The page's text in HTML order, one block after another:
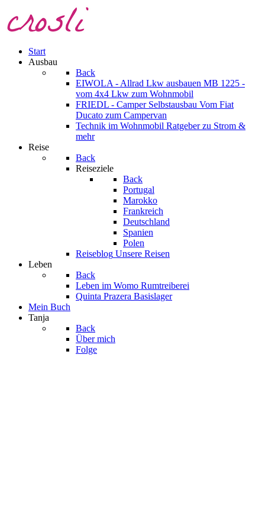
Start
Ausbau
Back
EIWOLA - Allrad Lkw ausbauen MB 1225 -
vom 4x4 Lkw zum Wohnmobil
FRIEDL - Camper Selbstausbau Vom Fiat
Ducato zum Campervan
Technik im Wohnmobil Ratgeber zu Strom &
mehr
Reise
Back
Reiseziele
Back
Portugal
Marokko
Frankreich
Deutschland
Spanien
Polen
Reiseblog Unsere Reisen
Leben
Back
Leben im Womo Rumtreiberei
Quinta Prazera Basislager
Mein Buch
Tanja
Back
Über mich
Folge